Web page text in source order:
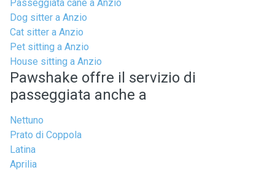
Passeggiata cane a Anzio
Dog sitter a Anzio
Cat sitter a Anzio
Pet sitting a Anzio
House sitting a Anzio
Pawshake offre il servizio di
passeggiata anche a
Nettuno
Prato di Coppola
Latina
Aprilia